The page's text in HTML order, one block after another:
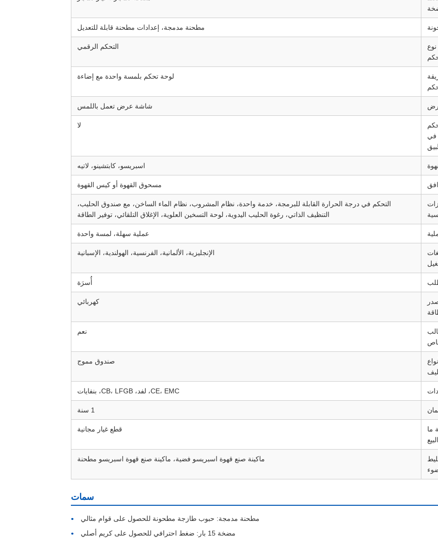
مطحنة مدمجة، إعدادات مطحنة قابلة للتعديل
نوع
التحكم الرقمي
لوحة تحكم بلمسة واحدة مع إضاءة
شاشة عرض تعمل باللمس
في
لا
اسبريسو، كابتشينو، لاتيه
مسحوق القهوة أو كيس القهوة
التحكم في درجة الحرارة القابلة للبرمجة، خدمة واحدة، نظام المشروب، نظام الماء الساخن، مع صندوق الحليب،
التنظيف الذاتي، رغوة الحليب اليدوية، لوحة التسخين العلوية، الإغلاق التلقائي، توفير الطاقة
عملية سهلة، لمسة واحدة
الإنجليزية، الألمانية، الفرنسية، الهولندية، الإسبانية
أُسرَة
كهربائي
نعم
صندوق مموج
CE، EMC، لفد، CB، LFGB، بنفايات
1 سنة
ما
قطع غيار مجانية
ماكينة صنع قهوة اسبريسو فضية، ماكينة صنع قهوة اسبريسو مطحنة
سمات
مطحنة مدمجة: حبوب طازجة مطحونة للحصول على قوام مثالي
مضخة 15 بار: ضغط احترافي للحصول على كريم أصلي